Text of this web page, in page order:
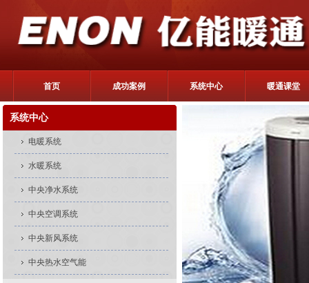
首页 成功案例 系统中心 暖通课堂
系统中心
电暖系统
水暖系统
中央净水系统
中央空调系统
中央新风系统
中央热水空气能